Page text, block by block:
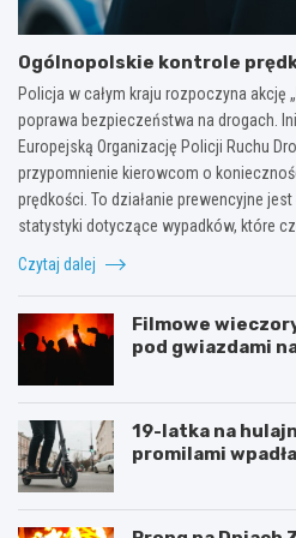
Ogólnopolskie kontrole
Policja w całym kraju rozpoczyna akcję
poprawa bezpieczeństwa na drogach.
Europejską Organizację Policji Ruchu
przypomnienie kierowcom o
prędkości. To działanie prewencyjne
statystyki dotyczące wypadków, które
Czytaj dalej
Filmowe
pod gwiazdami
19-latka na
promilami